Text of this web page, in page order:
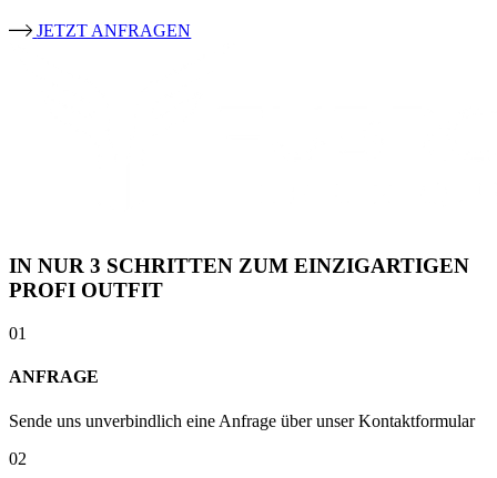
JETZT ANFRAGEN
IN NUR 3 SCHRITTEN ZUM EINZIGARTIGEN
PROFI OUTFIT
01
ANFRAGE
Sende uns unverbindlich eine Anfrage über unser Kontaktformular
02